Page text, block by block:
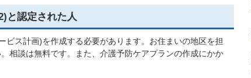
と認定された人
ビス計画)を作成する必要があります。お住まいの地区を担
相談は無料です。また、介護予防ケアプランの作成にかか